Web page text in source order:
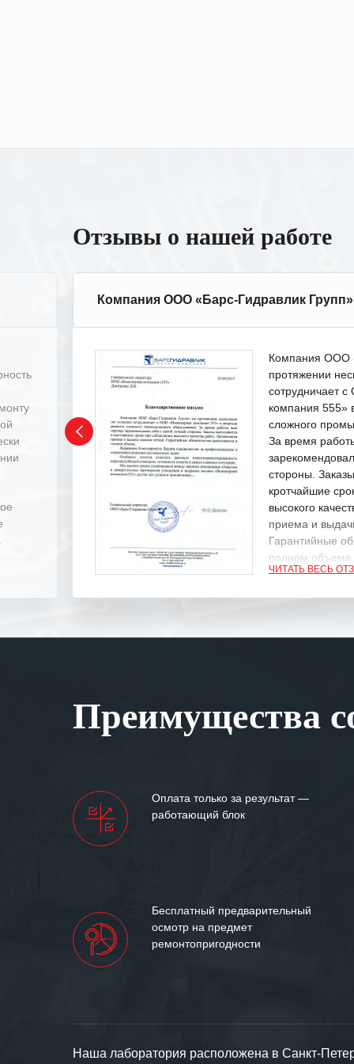
Отзывы о нашей работе
Компания ООО «Барс-Гидравлик Групп»
Компания ООО
протяжении
сотрудничает
компания 555»
сложного
За время
стороны.
кротчайшие
высокого
приема и
Гарантийные
полном объеме.
Мы высоко
«555» долгих
ЧИТАТЬ ВЕСЬ
Преимущества
Оплата только за результат —
работающий блок
Бесплатный предварительный
осмотр на предмет
ремонтопригодности
Наша лаборатория расположена в Санкт-